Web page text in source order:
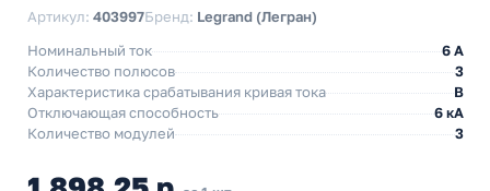
Артикул: 403997Бренд: Legrand (Легран)
Номинальный ток
6 A
Количество полюсов
3
Характеристика срабатывания кривая тока
B
Отключающая способность
6 кА
Количество модулей
3